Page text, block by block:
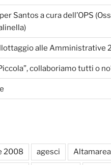
Santos a cura dell’OPS
alle Amministrative
collaboriamo tutti o
2008 agesci Altamarea